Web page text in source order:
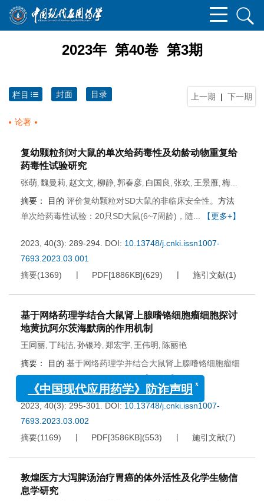
2023年 第40卷 第3期
上一期 | 下一期
栏目 封面 目录
论著
复幼颗粒剂对大鼠的单次给药毒性及幼龄动物重复给
药毒性试验研究
张萌, 魏曼莉, 赵文文, 柳静, 郭春彦, 白国良 , 张欢, 王景雁, 梅冬
王晓玲
摘要： 目的 评价复幼颗粒对SD大鼠的非临床安全性。 方法
单次给药毒性试验：20只SD大鼠(6~7周龄)，随...
【更多+】
2023, 40(3): 289-294. DOI: 10.13748/j.cnki.issn1007-
7693.2023.03.001
摘要(1369) PDF[1886KB](629) 施引文献(1)
基于网络药理学结合大鼠肾上腺嗜铬细胞瘤细胞探讨
地黄抗阿尔茨海默病的作用机制
王同丽, 丁纯洁, 孙银玲, 郑宏宇, 王伟明 , 陈丽艳
摘要：
目的 基于网络药理学并结合大鼠肾上腺嗜铬细胞瘤细
2023, 40(3): 295-301. DOI: 10.13748/j.cnki.issn1007-
7693.2023.03.002
摘要(1169) PDF[3586KB](553) 施引文献(7)
敦煌医方大泻脾汤治疗胃癌的体外活性及化学生物信
息学研究
x
《中国现代应用药学》防诈声明